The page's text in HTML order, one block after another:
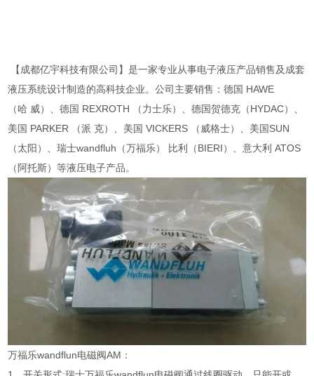
【成都亿宇科技有限公司】是一家专业从事电子液压产品销售及成套
液压系统设计制造的高科技企业。公司主要销售：德国 HAWE
（哈 威）、德国 REXROTH （力士乐）、德国贺德克（HYDAC）、
美国 PARKER （派 克）、美国 VICKERS （威格士）、美国SUN
（太阳）、瑞士wandfluh（万福乐） 比利（BIERI）、意大利 ATOS
（阿托斯）等液压电子产品。
万福乐wandflun电磁阀AM：